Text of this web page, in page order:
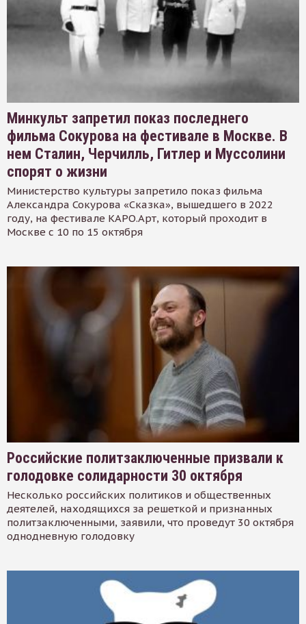
Минкульт запретил показ последнего
фильма Сокурова на фестивале в Москве. В
нем Сталин, Черчилль, Гитлер и Муссолини
спорят о жизни
Министерство культуры запретило показ фильма
Александра Сокурова «Сказка», вышедшего в 2022
году, на фестивале КАРО.Арт, который проходит в
Москве с 10 по 15 октября
Российские политзаключенные призвали к
голодовке солидарности 30 октября
Несколько российских политиков и общественных
деятелей, находящихся за решеткой и признанных
политзаключенными, заявили, что проведут 30 октября
однодневную голодовку